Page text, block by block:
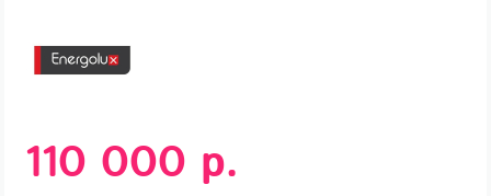
110 000 р.